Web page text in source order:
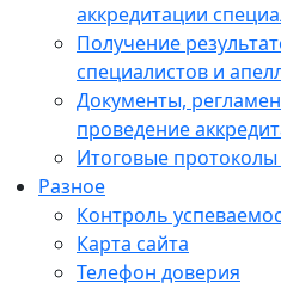
аккредитации
Получение
специалистов и
Документы,
проведение
Итоговые
Разное
Контроль
Карта сайта
Телефон доверия